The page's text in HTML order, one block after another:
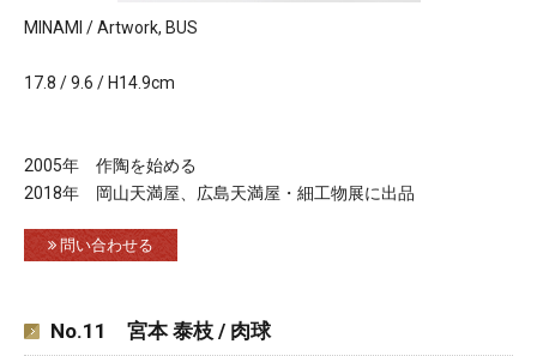
MINAMI / Artwork, BUS
17.8 / 9.6 / H14.9cm
2005年 作陶を始める
2018年 岡山天満屋、広島天満屋・細工物展に出品
問い合わせる
No.11 宮本 泰枝 / 肉球